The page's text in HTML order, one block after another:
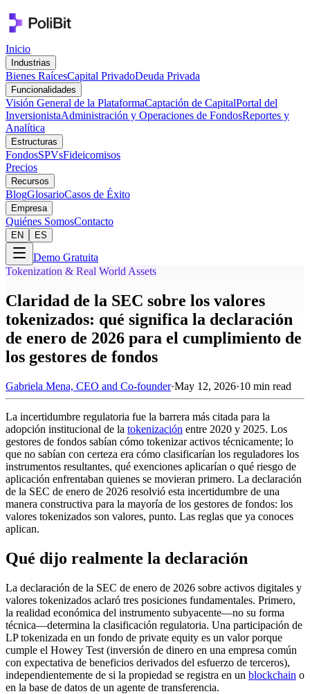
Inicio
Industrias
Bienes RaícesCapital PrivadoDeuda Privada
Funcionalidades
Visión General de la PlataformaCaptación de CapitalPortal del
InversionistaAdministración y Operaciones de FondosReportes y
Analítica
Estructuras
FondosSPVsFideicomisos
Precios
Recursos
BlogGlosarioCasos de Éxito
Empresa
Quiénes SomosContacto
EN ES
Demo Gratuita
Tokenization & Real World Assets
Claridad de la SEC sobre los valores
tokenizados: qué significa la declaración
de enero de 2026 para el cumplimiento de
los gestores de fondos
Gabriela Mena, CEO and Co-founder·May 12, 2026·10 min read
La incertidumbre regulatoria fue la barrera más citada para la
adopción institucional de la tokenización entre 2020 y 2025. Los
gestores de fondos sabían cómo tokenizar activos técnicamente; lo
que no sabían con certeza era cómo clasificarían los reguladores los
instrumentos resultantes, qué exenciones aplicarían o qué riesgo de
aplicación enfrentaban quienes se movieran primero. La declaración
de la SEC de enero de 2026 resolvió esta incertidumbre de una
manera constructiva para la mayoría de los gestores de fondos: los
valores tokenizados son valores, punto. Las reglas que ya conoces
aplican.
Qué dijo realmente la declaración
La declaración de la SEC de enero de 2026 sobre activos digitales y
valores tokenizados aclaró tres posiciones fundamentales. Primero,
la realidad económica del instrumento subyacente—no su forma
técnica—determina la clasificación regulatoria. Una participación de
LP tokenizada en un fondo de private equity es un valor porque
cumple el Howey Test (inversión de dinero en una empresa común
con expectativa de beneficios derivados del esfuerzo de terceros),
independientemente de si la propiedad se registra en un blockchain o
en la base de datos de un agente de transferencia.